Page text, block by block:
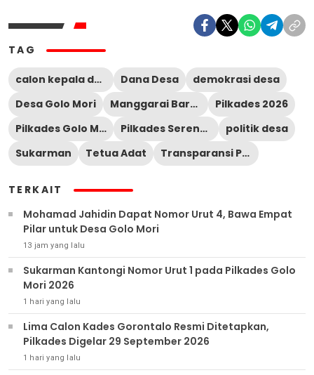
TAG
calon kepala desa Dana Desa
demokrasi desa
Desa Golo Mori
Manggarai Barat
Pilkades 2026
Pilkades Golo Mori
Pilkades Serentak
politik desa
Sukarman
Tetua Adat Transparansi Pemerintahan Desa
TERKAIT
Mohamad Jahidin Dapat Nomor Urut 4, Bawa Empat
Pilar untuk Desa Golo Mori
13 jam yang lalu
Sukarman Kantongi Nomor Urut 1 pada Pilkades Golo
Mori 2026
1 hari yang lalu
Lima Calon Kades Gorontalo Resmi Ditetapkan,
Pilkades Digelar 29 September 2026
1 hari yang lalu